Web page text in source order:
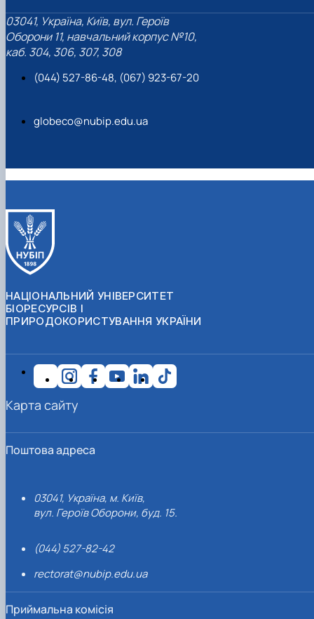
03041, Україна, Київ, вул. Героїв
Оборони 11, навчальний корпус №10,
каб. 304, 306, 307, 308
(044) 527-86-48, (067) 923-67-20
globeco@nubip.edu.ua
НАЦІОНАЛЬНИЙ УНІВЕРСИТЕТ
БІОРЕСУРСІВ І
ПРИРОДОКОРИСТУВАННЯ УКРАЇНИ
Поштова адреса
03041, Україна, м. Київ,
вул. Героїв Оборони, буд. 15.
(044) 527-82-42
rectorat@nubip.edu.ua
Приймальна комісія
Карта сайту